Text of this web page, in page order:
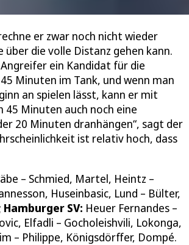
er zwar noch nicht wieder
über die volle Distanz gehen kann.
ein Kandidat für die
Minuten im Tank, und wenn man
an spielen lässt, kann er mit
45 Minuten auch noch eine
20 Minuten dranhängen“, sagt der
ist relativ hoch, dass
– Schmied, Martel, Heintz –
Huseinbasic, Lund – Bülter,
Hamburger SV: Heuer Fernandes –
Elfadli – Gocholeishvili, Lokonga,
– Philippe, Königsdörffer, Dompé.